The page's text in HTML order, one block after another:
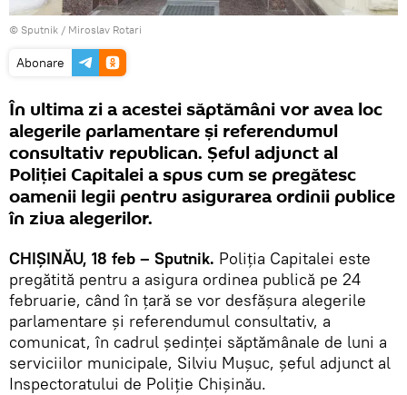
© Sputnik / Miroslav Rotari
Abonare
În ultima zi a acestei săptămâni vor avea loc
alegerile parlamentare și referendumul
consultativ republican. Șeful adjunct al
Poliției Capitalei a spus cum se pregătesc
oamenii legii pentru asigurarea ordinii publice
în ziua alegerilor.
CHIȘINĂU, 18 feb – Sputnik. Poliția Capitalei este
pregătită pentru a asigura ordinea publică pe 24
februarie, când în țară se vor desfășura alegerile
parlamentare și referendumul consultativ, a
comunicat, în cadrul ședinței săptămânale de luni a
serviciilor municipale, Silviu Mușuc, șeful adjunct al
Inspectoratului de Poliție Chișinău.